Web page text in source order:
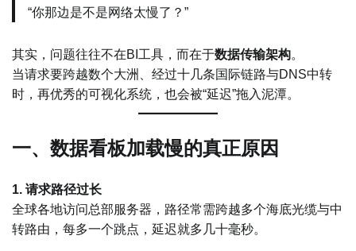
“你那边是不是网络太慢了？”
其实，问题往往不在BI工具，而在于数据传输架构。
当请求要跨越数个大洲、经过十几条国际链路与DNS中转
时，再优秀的可视化系统，也会被“延迟”拖入泥潭。
一、数据看板加载慢的真正原因
1. 请求路径过长
全球各地访问总部服务器，路径常需跨越多个海底光缆与中
转路由，每多一个跳点，延迟就多几十毫秒。